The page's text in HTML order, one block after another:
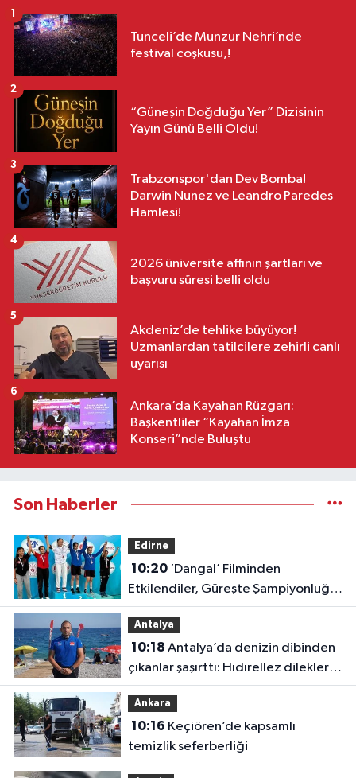
Tunceli’de Munzur Nehri’nde
festival coşkusu,!
1
“Güneşin Doğduğu Yer” Dizisinin
Yayın Günü Belli Oldu!
2
Trabzonspor'dan Dev Bomba!
Darwin Nunez ve Leandro Paredes
Hamlesi!
3
2026 üniversite affının şartları ve
başvuru süresi belli oldu
4
Akdeniz’de tehlike büyüyor!
Uzmanlardan tatilcilere zehirli canlı
uyarısı
5
Ankara’da Kayahan Rüzgarı:
Başkentliler “Kayahan İmza
Konseri”nde Buluştu
6
Son Haberler
Edirne
10:20‘Dangal’ Filminden
Etkilendiler, Güreşte Şampiyonluğa
Doymadılar!
Antalya
10:18
çıkanlar şaşırttı: Hıdırellez dilekleri
bile aylardır orada
Ankara
10:16
temizlik seferberliği